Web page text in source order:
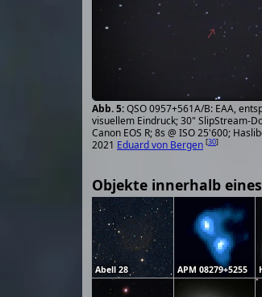
QSO 0957+561A/B: EAA,
visuellem Eindruck; 30" SlipStream-
Canon EOS R; 8s @ ISO 25'600;
2021 Eduard von Bergen [30]
Objekte innerhalb
Abell 28 APM 08279+5255